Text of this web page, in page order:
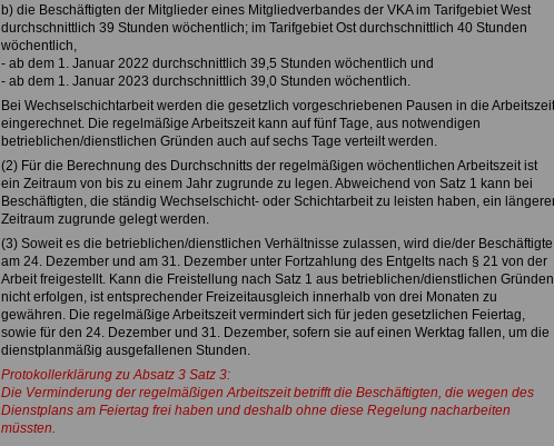
b) die Beschäftigten der Mitglieder eines Mitgliedverbandes der VKA im Tarifgebiet West
durchschnittlich 39 Stunden wöchentlich; im Tarifgebiet Ost durchschnittlich 40 Stunden
wöchentlich,
- ab dem 1. Januar 2022 durchschnittlich 39,5 Stunden wöchentlich und
- ab dem 1. Januar 2023 durchschnittlich 39,0 Stunden wöchentlich.
Bei Wechselschichtarbeit werden die gesetzlich vorgeschriebenen Pausen in die Arbeitszeit
eingerechnet. Die regelmäßige Arbeitszeit kann auf fünf Tage, aus notwendigen
betrieblichen/dienstlichen Gründen auch auf sechs Tage verteilt werden.
(2) Für die Berechnung des Durchschnitts der regelmäßigen wöchentlichen Arbeitszeit ist
ein Zeitraum von bis zu einem Jahr zugrunde zu legen. Abweichend von Satz 1 kann bei
Beschäftigten, die ständig Wechselschicht- oder Schichtarbeit zu leisten haben, ein
Zeitraum zugrunde gelegt werden.
(3) Soweit es die betrieblichen/dienstlichen Verhältnisse zulassen, wird die/der Beschäftigte
am 24. Dezember und am 31. Dezember unter Fortzahlung des Entgelts nach § 21 von der
Arbeit freigestellt. Kann die Freistellung nach Satz 1 aus betrieblichen/dienstlichen Gründen
nicht erfolgen, ist entsprechender Freizeitausgleich innerhalb von drei Monaten zu
gewähren. Die regelmäßige Arbeitszeit vermindert sich für jeden gesetzlichen Feiertag,
sowie für den 24. Dezember und 31. Dezember, sofern sie auf einen Werktag fallen, um die
dienstplanmäßig ausgefallenen Stunden.
Protokollerklärung zu Absatz 3 Satz 3:
Die Verminderung der regelmäßigen Arbeitszeit betrifft die Beschäftigten, die wegen des
Dienstplans am Feiertag frei haben und deshalb ohne diese Regelung nacharbeiten
müssten.